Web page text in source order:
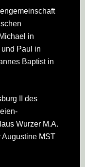
in
Paul in
Baptist in
II des
Wurzer M.A.
Augustine MST